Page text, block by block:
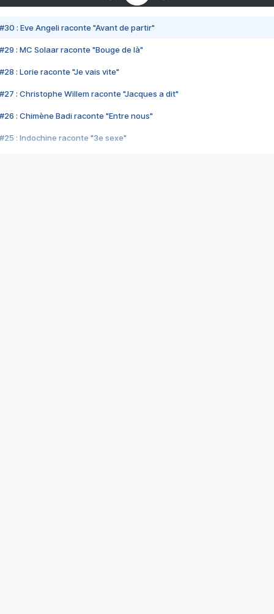
#30 : Eve Angeli raconte "Avant de partir"
#29 : MC Solaar raconte "Bouge de là"
#28 : Lorie raconte "Je vais vite"
#27 : Christophe Willem raconte "Jacques a dit"
#26 : Chimène Badi raconte "Entre nous"
#25 : Indochine raconte "3e sexe"